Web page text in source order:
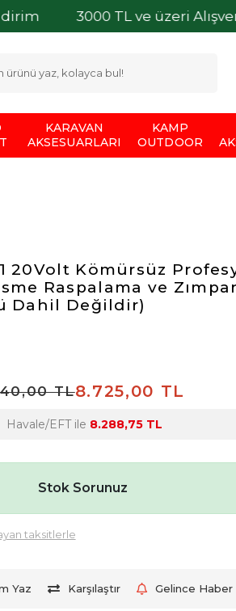
3000 TL ve üzeri
KARAVAN
AKSESUARLARI
KAMP
OUTDOOR
20Volt Kömürsüz
Raspalama ve
Dahil Değildir)
TL8.725,00 TL
Havale/EFT ile 8.288,75 TL
Stok Sorunuz
taksitlerle
Yaz Karşılaştır Gelince Haber